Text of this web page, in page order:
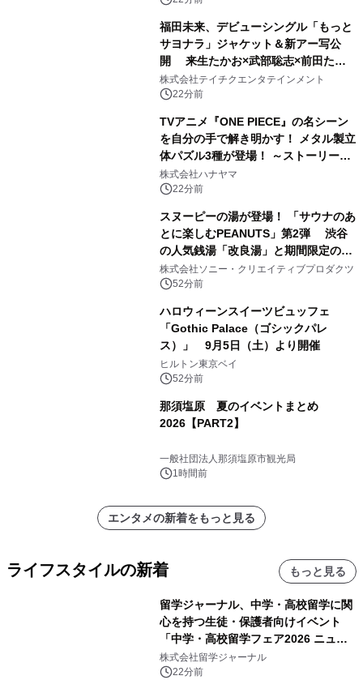
福田未来、デビューシングル「もっと
サヨナラ」ジャケット＆新アー写公
開 来生たかお×武部聡志×前田たか
ひろの豪華タッグ
株式会社テイチクエンタテインメント
22分前
TVアニメ『ONE PIECE』の名シーン
を自分の手で解き明かす！ メタル製立
体パズル3種が登場！ ～ストーリーと
ギミックが融合した 大人の体験型パズ
ルが8月7日(金)12時より先行予約受付
株式会社ハナヤマ
22分前
スヌーピーの湯が登場！ 「サウナのあ
とに楽しむPEANUTS」第2弾 渋谷
の人気銭湯「改良湯」と期間限定のコ
ラボレーション サウナイキタイコラ
ボグッズも発売決定！
株式会社ソニー・クリエイティブプロダクツ
52分前
ハロウィーンスイーツビュッフェ
「Gothic Palace（ゴシックパレ
ス）」 9月5日（土）より開催
ヒルトン東京ベイ
52分前
那須塩原 夏のイベントまとめ
2026【PART2】
一般社団法人那須塩原市観光局
1時間前
エンタメの新着をもっと見る
ライフスタイルの新着 もっと見る
留学ジャーナル、中学・高校留学に関
心を持つ生徒・保護者向けイベント
「中学・高校留学フェア2026 ニュー
ジーランド＆オーストラリア」を
9/12(土)に開催
株式会社留学ジャーナル
22分前